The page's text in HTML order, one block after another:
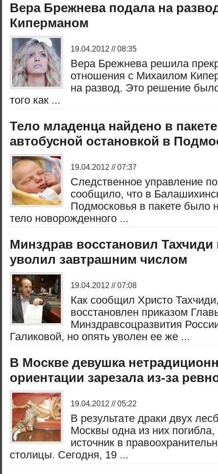
Вера Брежнева подала на
Киперманом
19.04.2012 // 08:35
Вера Брежнева решила
отношения c Михаилом
на развод. Это решение
того как ...
Тело младенца найдено в
автобусной остановкой в
19.04.2012 // 07:37
Следственное управление
сообщило, что в
Подмосковья в пакете было
тело новорожденного ...
Минздрав восстановил Тахчиди
уволил завтрашним числом
19.04.2012 // 07:08
Как сообщил Христо
восстановлен приказом
Минздравсоцразвития
Галиковой, но опять уволен ее же ...
В Москве девушка
ориентации зарезала из-за
19.04.2012 // 05:22
В результате драки двух
Москвы одна из них
источник в
столицы. Сегодня, 19 ...